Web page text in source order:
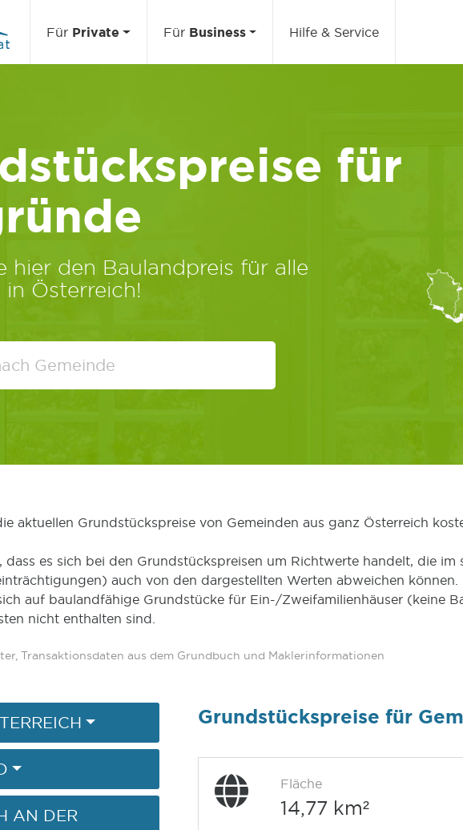
Für Private Für Business Hilfe & Service
für
hier den Baulandpreis für alle
in Österreich!
aktuellen Grundstückspreise von Gemeinden aus ganz Österreich
dass es sich bei den Grundstückspreisen um Richtwerte handelt, die
auch von den dargestellten Werten abweichen können.
auf baulandfähige Grundstücke für Ein-/Zweifamilienhäuser (keine
nicht enthalten sind.
Transaktionsdaten aus dem Grundbuch und Maklerinformationen
AN DER
Grundstückspreise für
Fläche
14,77 km²